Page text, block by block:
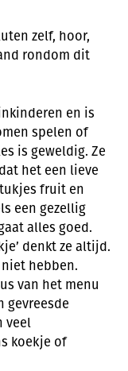
zelf, hoor,
rondom dit
en is
spelen of
is geweldig. Ze
het een lieve
fruit en
een gezellig
alles goed.
denkt ze altijd.
hebben.
van het menu
gevreesde
veel
koekje of